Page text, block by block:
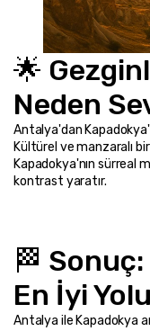
🌟
Neden
Antalya'dan
Kültürel ve manzaralı
Kapadokya'nın sürreal
kontrast yaratır.
🏁
En İyi Yolu
Antalya ile Kapadokya